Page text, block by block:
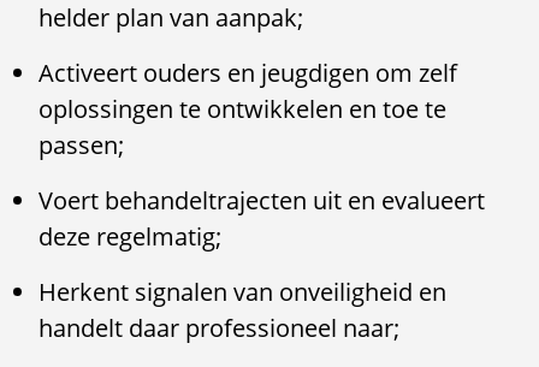
helder plan van aanpak;
Activeert ouders en jeugdigen om zelf
oplossingen te ontwikkelen en toe te
passen;
Voert behandeltrajecten uit en evalueert
deze regelmatig;
Herkent signalen van onveiligheid en
handelt daar professioneel naar;